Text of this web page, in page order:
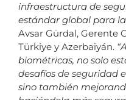
infraestructura de
estándar global para
Avsar Gürdal, Gerente
Türkiye y Azerbaiyán.
biométricas, no solo
desafíos de seguridad
sino también